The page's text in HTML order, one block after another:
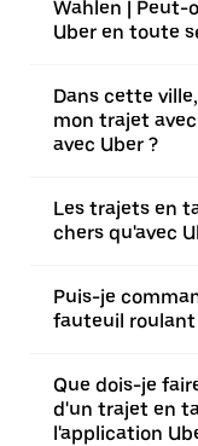
Wahlen | Peut-
Uber en toute
Dans cette
mon trajet
avec Uber ?
Les trajets en
chers qu'avec
Puis-je
fauteuil roulant
Que dois-je
d'un trajet en
l'application